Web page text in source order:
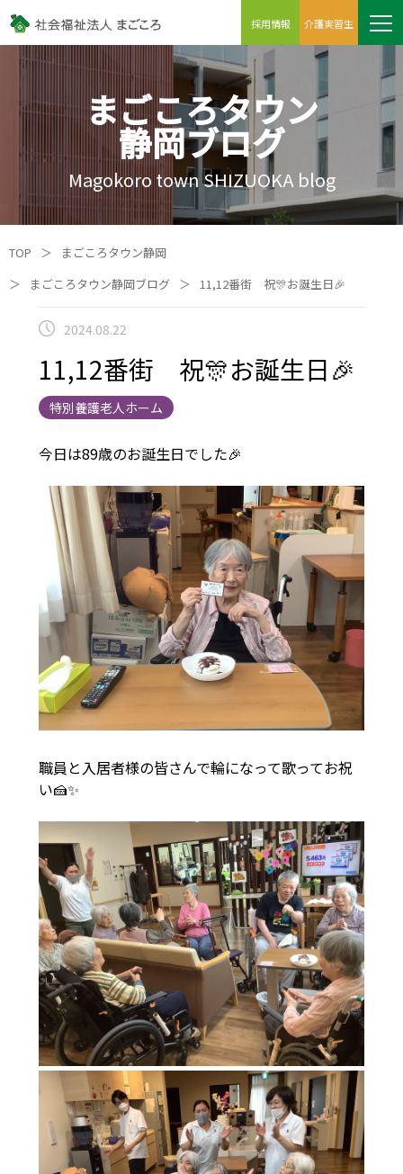
採用情報 介護実習生
まごころタウン
静岡ブログ
Magokoro town SHIZUOKA blog
TOP ＞
まごころタウン静岡
＞
まごころタウン静岡ブログ ＞ 11,12番街 祝🎊お誕生日🎉
2024.08.22
11,12番街 祝🎊お誕生日🎉
特別養護老人ホーム
今日は89歳のお誕生日でした🎉
職員と入居者様の皆さんで輪になって歌ってお祝
い🍰✨